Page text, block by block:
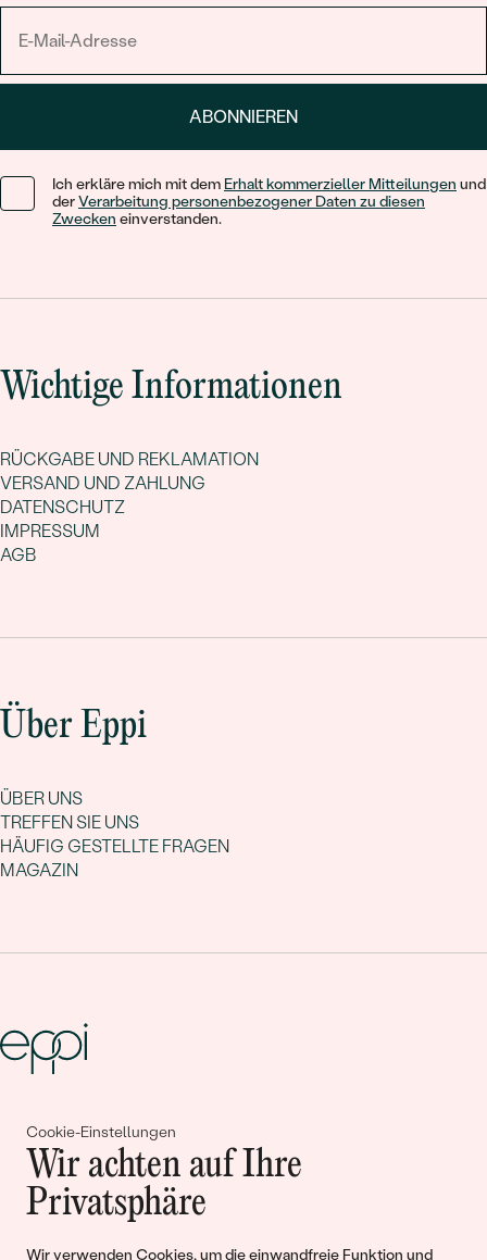
Cookie-Einstellungen
Wir achten auf Ihre
Privatsphäre
Wir verwenden Cookies, um die einwandfreie Funktion und
ABONNIEREN
Ich erkläre mich mit dem Erhalt kommerzieller Mitteilungen und
derVerarbeitung personenbezogener Daten zu diesen
Zwecken einverstanden.
Wichtige Informationen
RÜCKGABE UND REKLAMATION
VERSAND UND ZAHLUNG
DATENSCHUTZ
IMPRESSUM
AGB
Über Eppi
ÜBER UNS
TREFFEN SIE UNS
HÄUFIG GESTELLTE FRAGEN
MAGAZIN
Gemeinsam erschaffen wir
Geschichten von Schönheit und
Liebe